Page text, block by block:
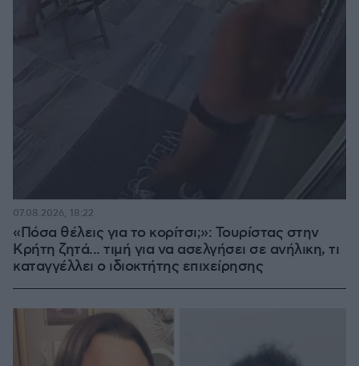
«Πόσα θέλεις για το κορίτσι;»: Τουρίστας στην
Κρήτη ζητά... τιμή για να ασελγήσει σε ανήλικη, τι
καταγγέλλει ο ιδιοκτήτης επιχείρησης
07.08.2026, 18:22